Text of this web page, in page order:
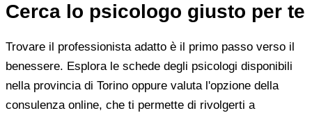
Cerca lo psicologo giusto per te
Trovare il professionista adatto è il primo passo verso il
benessere. Esplora le schede degli psicologi disponibili
nella provincia di Torino oppure valuta l'opzione della
consulenza online, che ti permette di rivolgerti a